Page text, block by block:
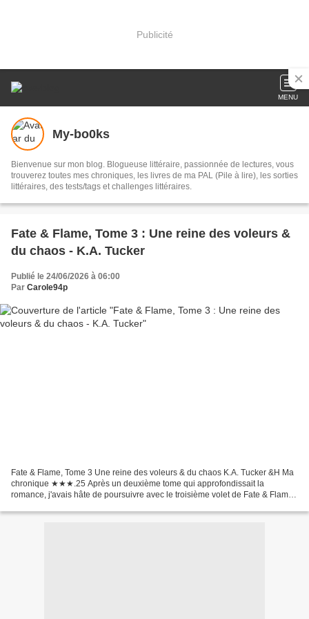
Publicité
MENU
My-bo0ks
Bienvenue sur mon blog. Blogueuse littéraire, passionnée de lectures, vous
trouverez toutes mes chroniques, les livres de ma PAL (Pile à lire), les sorties
littéraires, des tests/tags et challenges littéraires.
Fate & Flame, Tome 3 : Une reine des voleurs &
du chaos - K.A. Tucker
Publié le 24/06/2026 à 06:00
Par Carole94p
Fate & Flame, Tome 3 Une reine des voleurs & du chaos K.A. Tucker &H Ma
chronique ★★★.25 Après un deuxième tome qui approfondissait la
romance, j'avais hâte de poursuivre avec le troisième volet de Fate & Flame.